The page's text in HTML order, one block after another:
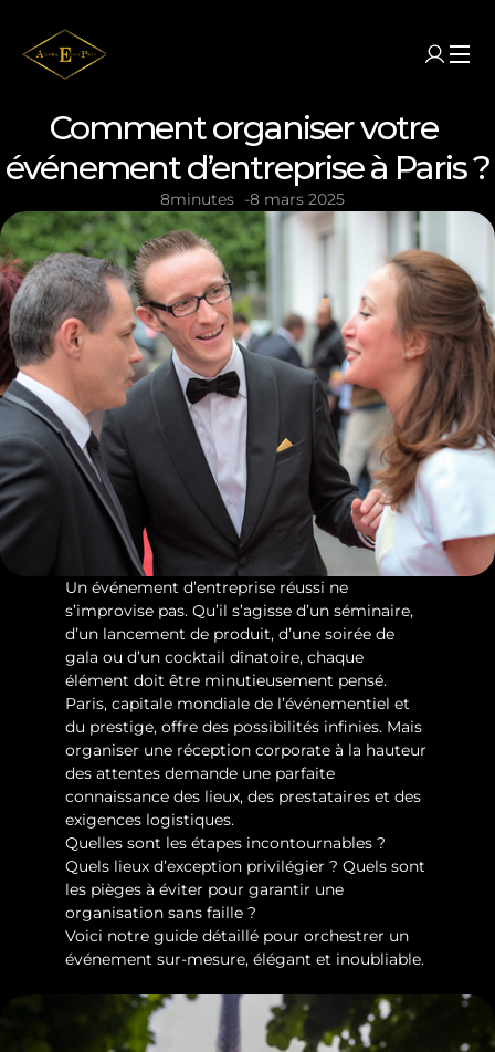
Comment organiser votre
événement d’entreprise à Paris ?
-
8minutes 8 mars 2025
Un événement d’entreprise réussi ne
s’improvise pas. Qu’il s’agisse d’un séminaire,
d’un lancement de produit, d’une soirée de
gala ou d’un cocktail dînatoire, chaque
élément doit être minutieusement pensé.
Paris, capitale mondiale de l’événementiel et
du prestige, offre des possibilités infinies. Mais
organiser une réception corporate à la hauteur
des attentes demande une parfaite
connaissance des lieux, des prestataires et des
exigences logistiques.
Quelles sont les étapes incontournables ?
Quels lieux d’exception privilégier ? Quels sont
les pièges à éviter pour garantir une
organisation sans faille ?
Voici notre guide détaillé pour orchestrer un
événement sur-mesure, élégant et inoubliable.